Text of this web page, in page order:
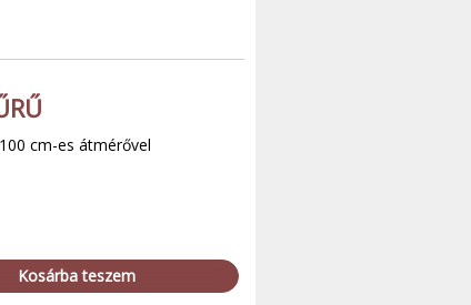
cm-es átmérővel
Kosárba teszem